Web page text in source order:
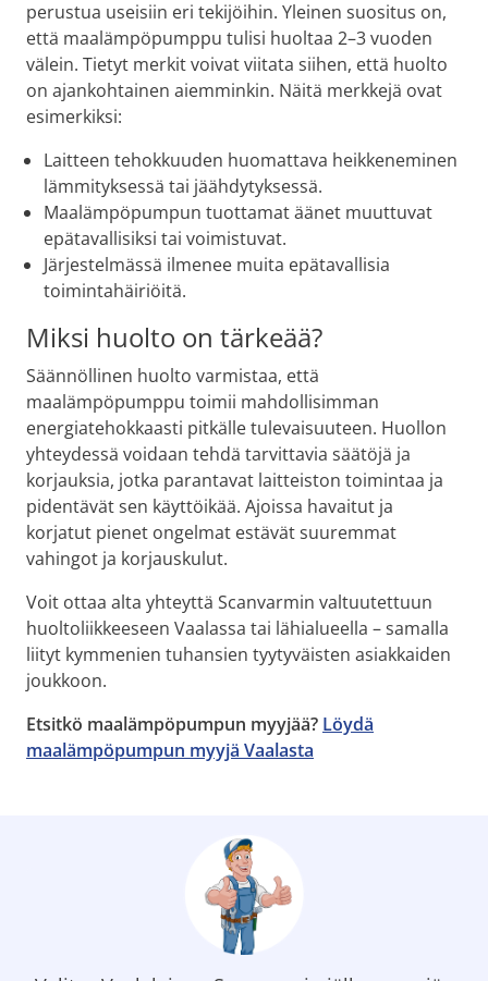
perustua useisiin eri tekijöihin. Yleinen suositus on,
että maalämpöpumppu tulisi huoltaa 2–3 vuoden
välein. Tietyt merkit voivat viitata siihen, että huolto
on ajankohtainen aiemminkin. Näitä merkkejä ovat
esimerkiksi:
Laitteen tehokkuuden huomattava heikkeneminen
lämmityksessä tai jäähdytyksessä.
Maalämpöpumpun tuottamat äänet muuttuvat
epätavallisiksi tai voimistuvat.
Järjestelmässä ilmenee muita epätavallisia
toimintahäiriöitä.
Miksi huolto on tärkeää?
Säännöllinen huolto varmistaa, että
maalämpöpumppu toimii mahdollisimman
energiatehokkaasti pitkälle tulevaisuuteen. Huollon
yhteydessä voidaan tehdä tarvittavia säätöjä ja
korjauksia, jotka parantavat laitteiston toimintaa ja
pidentävät sen käyttöikää. Ajoissa havaitut ja
korjatut pienet ongelmat estävät suuremmat
vahingot ja korjauskulut.
Voit ottaa alta yhteyttä Scanvarmin valtuutettuun
huoltoliikkeeseen Vaalassa tai lähialueella – samalla
liityt kymmenien tuhansien tyytyväisten asiakkaiden
joukkoon.
Etsitkö maalämpöpumpun myyjää? Löydä
maalämpöpumpun myyjä Vaalasta